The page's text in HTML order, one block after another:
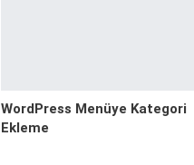
WordPress Menüye Kategori
Ekleme